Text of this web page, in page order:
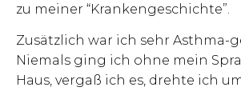
zu meiner “Krankengeschichte”.
Zusätzlich war ich sehr Asthma-
Niemals ging ich ohne mein
Haus, vergaß ich es, drehte ich